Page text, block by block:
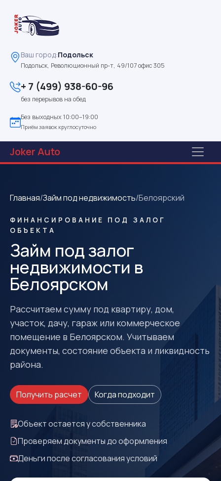
Ваш город:Подольск
Подольск, Революционный пр-т, 49/107 офис 305
+ 7 (499) 938-60-96
без перерывов на обед
Без выходных 10:00–19:00
Приём заявок круглосуточно
JokerAuto
Главная/Займ под недвижимость/Белоярский
ФИНАНСИРОВАНИЕ ПОД ЗАЛОГ
ОБЪЕКТА
Займ под залог
недвижимости в
Белоярском
Рассчитаем сумму под квартиру, дом,
участок, дачу, гараж или коммерческое
помещение в Белоярском. Учитываем
документы, состояние объекта и ликвидность
района.
Получить расчет Когда подходит
Объект остается у собственника
Проверяем документы до оформления
Деньги после согласования условий